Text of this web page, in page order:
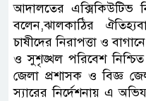
আদালতের এক্সিকিউটিভ
বলেন,ঝালকাঠির
চাষীদের নিরাপত্তা ও
ও সুশৃঙ্খল পরিবেশ
জেলা প্রশাসক ও বিজ্ঞ
স্যারের নির্দেশনায় এ